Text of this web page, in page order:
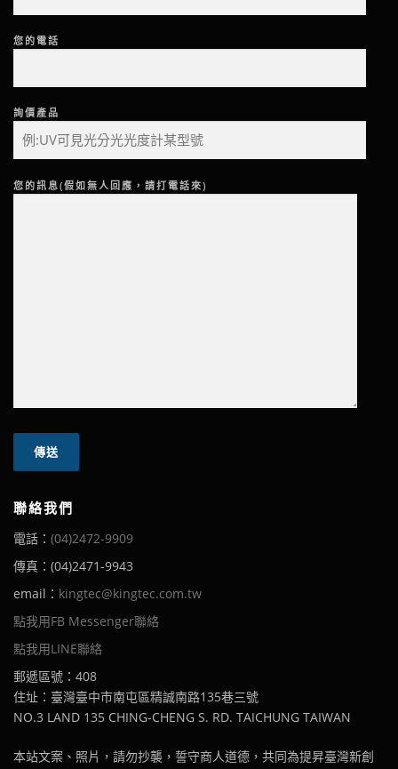
您的電話
詢價產品
您的訊息(假如無人回應，請打電話來)
聯絡我們
電話： (04)2472-9909
傳真：(04)2471-9943
email： kingtec@kingtec.com.tw
點我用FB Messenger聯絡
點我用LINE聯絡
郵遞區號：408
住址：臺灣臺中市南屯區精誠南路135巷三號
NO.3 LAND 135 CHING-CHENG S. RD. TAICHUNG TAIWAN
本站文案、照片，請勿抄襲，誓守商人道德，共同為提昇臺灣新創